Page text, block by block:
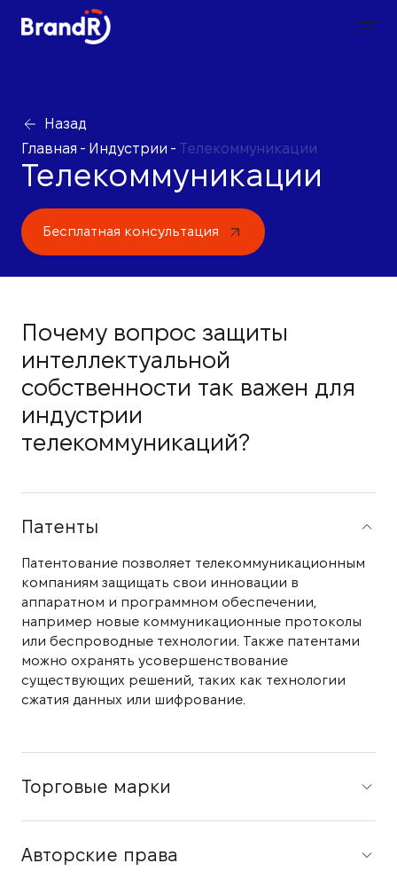
Назад
Главная - Индустрии - Телекоммуникации
Телекоммуникации
Бесплатная консультация
Почему вопрос защиты
интеллектуальной
собственности так важен для
индустрии
телекоммуникаций?
Патенты
Патентование позволяет телекоммуникационным
компаниям защищать свои инновации в
аппаратном и программном обеспечении,
например новые коммуникационные протоколы
или беспроводные технологии. Также патентами
можно охранять усовершенствование
существующих решений, таких как технологии
сжатия данных или шифрование.
Торговые марки
Авторские права